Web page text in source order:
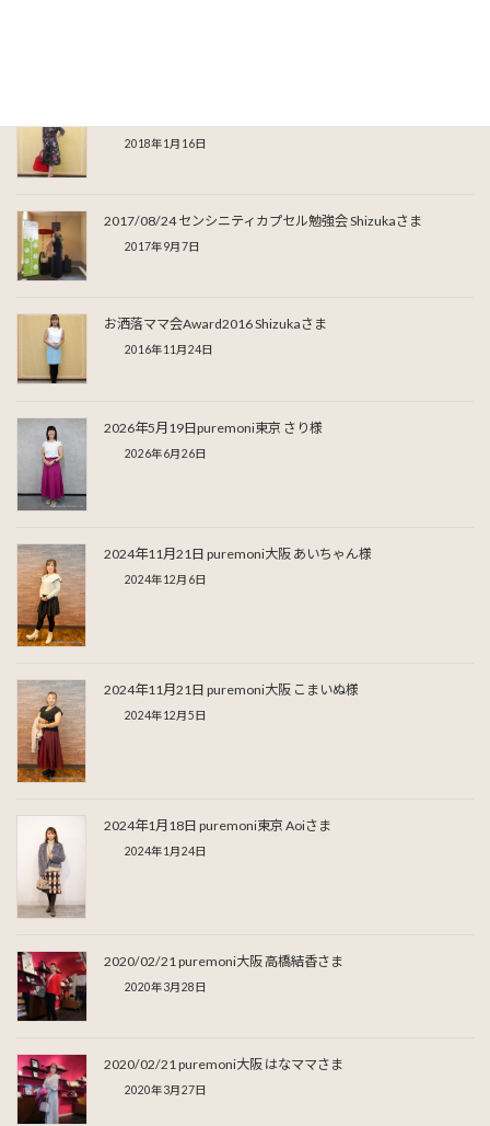
2018年1月16日
2017/08/24 センシニティカプセル勉強会 Shizukaさま
2017年9月7日
お洒落ママ会Award2016 Shizukaさま
2016年11月24日
2026年5月19日puremoni東京 さり様
2026年6月26日
2024年11月21日 puremoni大阪 あいちゃん様
2024年12月6日
2024年11月21日 puremoni大阪 こまいぬ様
2024年12月5日
2024年1月18日 puremoni東京 Aoiさま
2024年1月24日
2020/02/21 puremoni大阪 高橋結香さま
2020年3月28日
2020/02/21 puremoni大阪 はなママさま
2020年3月27日